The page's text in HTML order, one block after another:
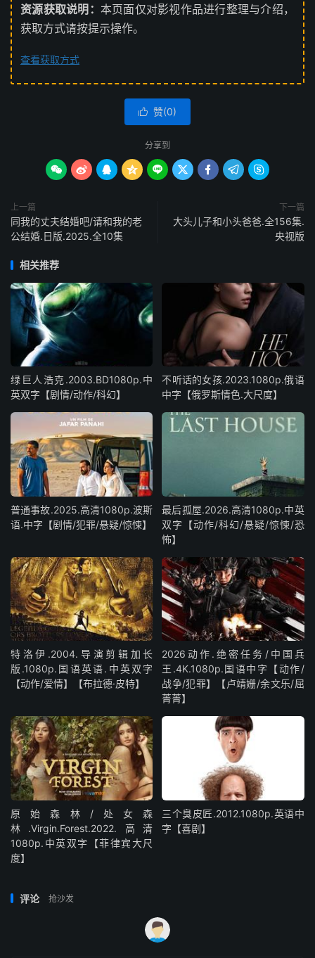
资源获取说明： 本页面仅对影视作品进行整理与介绍，
获取方式请按提示操作。
查看获取方式
 赞(0)
分享到
        
上一篇
同我的丈夫结婚吧/请和我的老
公结婚.日版.2025.全10集
下一篇
大头儿子和小头爸爸.全156集.
央视版
相关推荐
绿巨人浩克.2003.BD1080p.中
英双字【剧情/动作/科幻】
不听话的女孩.2023.1080p.俄语
中字【俄罗斯情色.大尺度】
普通事故.2025.高清1080p.波斯
语.中字【剧情/犯罪/悬疑/惊悚】
最后孤屋.2026.高清1080p.中英
双字【动作/科幻/悬疑/惊悚/恐
怖】
特洛伊.2004.导演剪辑加长
版.1080p.国语英语.中英双字
【动作/爱情】【布拉德·皮特】
2026动作.绝密任务/中国兵
王.4K.1080p.国语中字【动作/
战争/犯罪】【卢靖姗/余文乐/屈
菁菁】
原始森林/处女森
林.Virgin.Forest.2022.高清
1080p.中英双字【菲律宾大尺
度】
三个臭皮匠.2012.1080p.英语中
字【喜剧】
评论 抢沙发